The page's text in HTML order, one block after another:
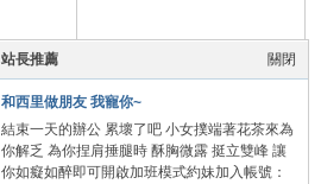
本版積分規則
關閉
站長推薦
和西里做朋友 我寵你~
結束一天的辦公 累壞了吧 小女撲端著花茶來為
你解乏 為你捏肩捶腿時 酥胸微露 挺立雙峰 讓
你如癡如醉即可開啟加班模式約妹加入帳號：